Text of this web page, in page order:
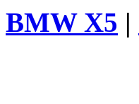
BMW X5 |